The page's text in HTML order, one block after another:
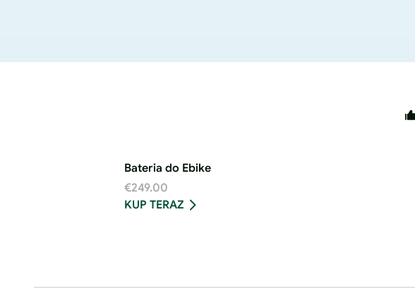
Bateria do Ebike
€249.00
KUP TERAZ